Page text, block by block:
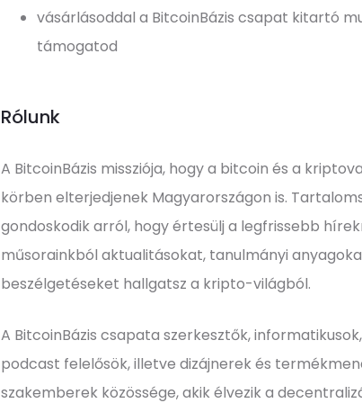
vásárlásoddal a BitcoinBázis csapat kitartó
támogatod
Rólunk
A BitcoinBázis missziója, hogy a bitcoin és a
körben elterjedjenek Magyarországon is.
gondoskodik arról, hogy értesülj a legfrissebb
műsorainkból aktualitásokat, tanulmányi
beszélgetéseket hallgatsz a kripto-világból.
A BitcoinBázis csapata szerkesztők,
podcast felelősök, illetve dizájnerek és
szakemberek közössége, akik élvezik a